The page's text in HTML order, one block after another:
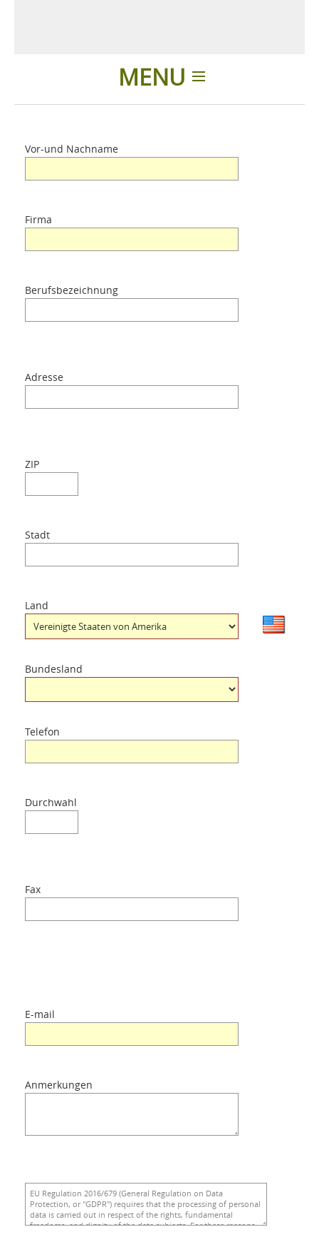
MENU
Unterschied
Über uns
Kontakte
Sprache
Vor-und Nachname
Firma
Berufsbezeichnung
Adresse
ZIP
Stadt
Land
Bundesland
Telefon
Durchwahl
Fax
E-mail
Anmerkungen